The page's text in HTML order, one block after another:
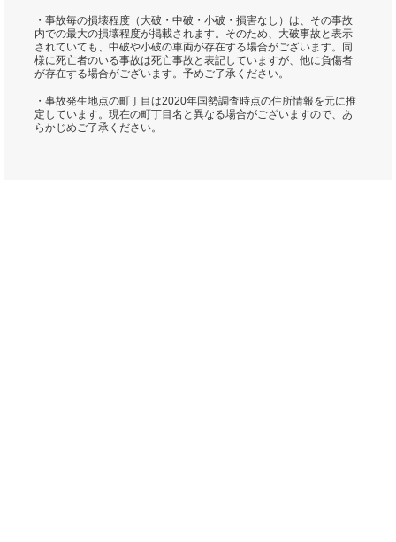
・事故毎の損壊程度（大破・中破・小破・損害なし）は、その事故
内での最大の損壊程度が掲載されます。そのため、大破事故と表示
されていても、中破や小破の車両が存在する場合がございます。同
様に死亡者のいる事故は死亡事故と表記していますが、他に負傷者
が存在する場合がございます。予めご了承ください。
・事故発生地点の町丁目は2020年国勢調査時点の住所情報を元に推
定しています。現在の町丁目名と異なる場合がございますので、あ
らかじめご了承ください。